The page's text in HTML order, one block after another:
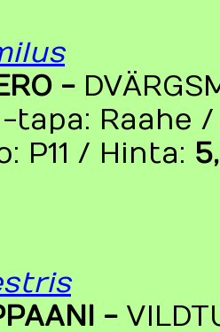
-
tapa: Raahe
P11 / Hinta:
-